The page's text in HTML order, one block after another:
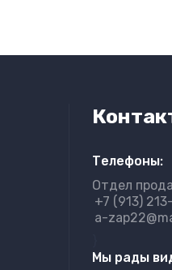
Телефоны:
Отдел
+7 (913)
a-
Мы рады